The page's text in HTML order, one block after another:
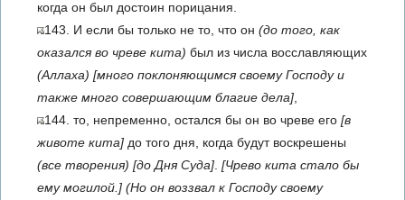
когда он был достоин порицания.
143. И если бы только не то, что он (до того, как
оказался во чреве кита) был из числа восславляющих
(Аллаха) [много поклоняющимся своему Господу и
также много совершающим благие дела]
144. то, непременно, остался бы он во чреве его [в
животе кита] до того дня, когда будут воскрешены
(все творения) [до Дня Суда] [Чрево кита стало бы
ему могилой.] (Но он воззвал к Господу своему